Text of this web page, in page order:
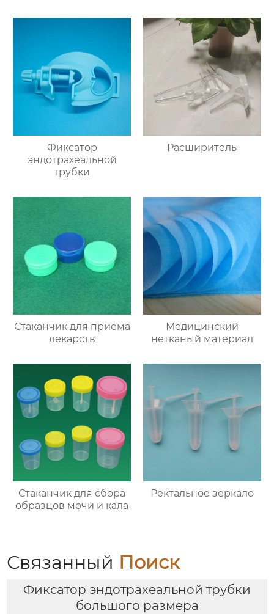
Фиксатор
эндотрахеальной
трубки
Расширитель
Стаканчик для приёма
лекарств
Медицинский
нетканый материал
Стаканчик для сбора
образцов мочи и кала
Ректальное зеркало
Связанный Поиск
Фиксатор эндотрахеальной трубки
большого размера